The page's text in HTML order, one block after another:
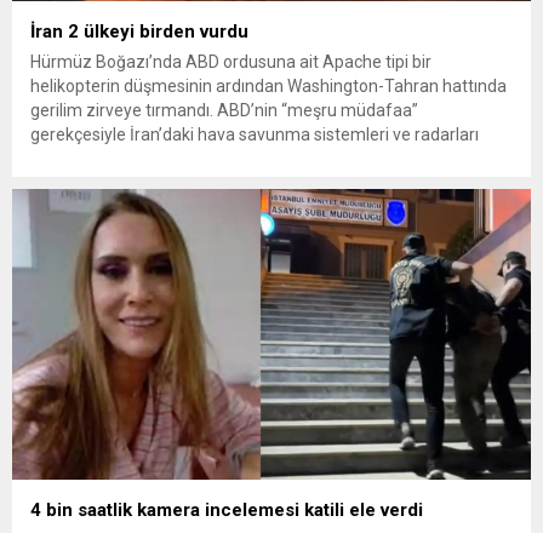
İran 2 ülkeyi birden vurdu
Hürmüz Boğazı’nda ABD ordusuna ait Apache tipi bir
helikopterin düşmesinin ardından Washington-Tahran hattında
gerilim zirveye tırmandı. ABD’nin “meşru müdafaa”
gerekçesiyle İran’daki hava savunma sistemleri ve radarları
yeni bir ABD saldırısına anında yanıt verileceğini duyurdu....
4 bin saatlik kamera incelemesi katili ele verdi